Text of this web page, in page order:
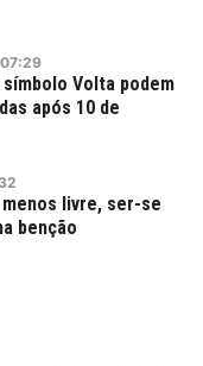
07:29
Volta podem
após 10 de
menos livre, ser-se
benção